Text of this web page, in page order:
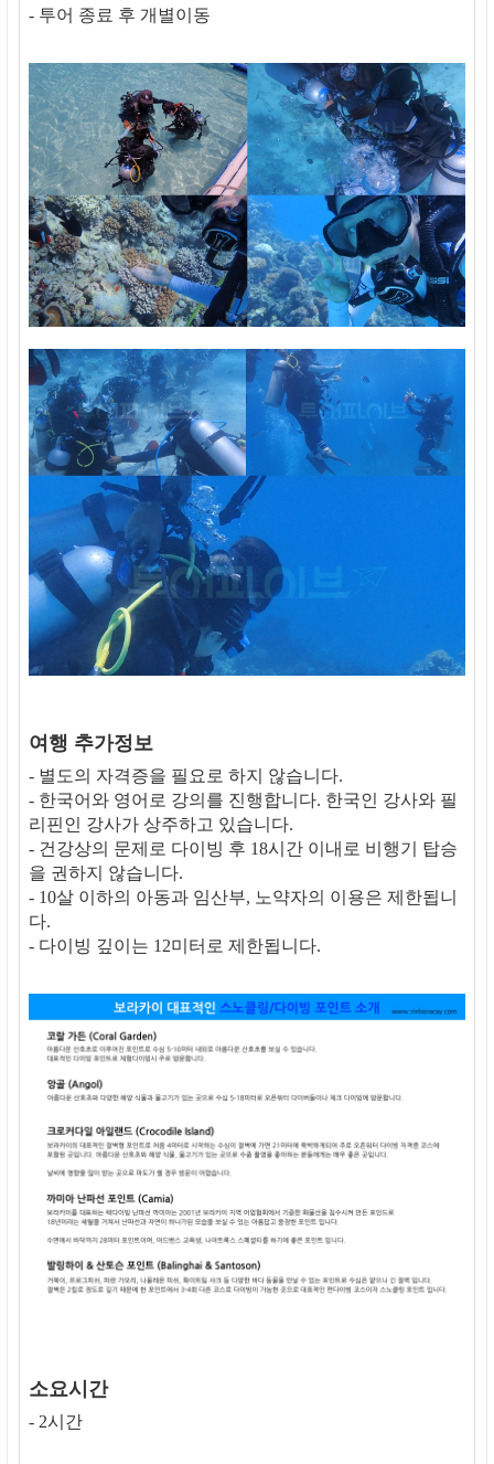
- 투어 종료 후 개별이동
여행 추가정보
- 별도의 자격증을 필요로 하지 않습니다.
- 한국어와 영어로 강의를 진행합니다. 한국인 강사와 필
리핀인 강사가 상주하고 있습니다.
- 건강상의 문제로 다이빙 후 18시간 이내로 비행기 탑승
을 권하지 않습니다.
- 10살 이하의 아동과 임산부, 노약자의 이용은 제한됩니
다.
- 다이빙 깊이는 12미터로 제한됩니다.
소요시간
- 2시간